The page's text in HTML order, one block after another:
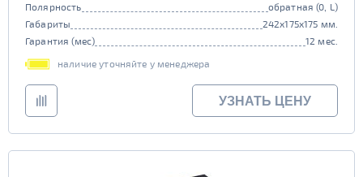
Полярность
обратная (0, L)
Габариты
242x175x175 мм.
Гарантия (мес)
12 мес.
наличие уточняйте у менеджера
УЗНАТЬ ЦЕНУ